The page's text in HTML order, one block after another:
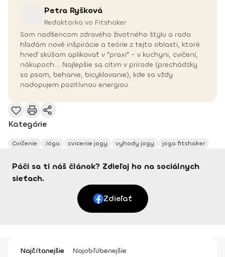
Petra Ryšková
Redaktorka vo Fitshaker
Som nadšencom zdravého životného štýlu a rada
hľadám nové inšpirácie a teórie z tejto oblasti, ktoré
hneď skúšam aplikovať v "praxi" - v kuchyni, cvičení,
nákupoch... Najlepšie sa cítim v prírode (prechádzky
so psom, behanie, bicyklovanie), kde sa vždy
nadopujem pozitívnou energiou.
Kategórie
Cvičenie Jóga cvicenie jogy vyhody jogy joga fitshaker
Páči sa ti náš článok? Zdieľaj ho na sociálnych
sieťach.
Zdieľať
Najčítanejšie Najobľúbenejšie